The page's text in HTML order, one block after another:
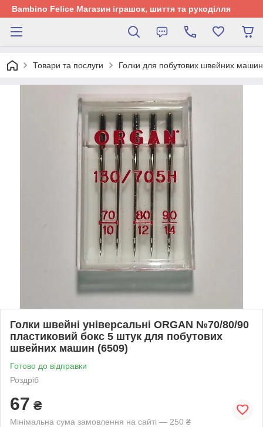
Bambino Felice Магазин іграшок, шиття та рукоділля
Товари та послуги Голки для побутових швейних машин
Голки швейні універсальні ORGAN №70/80/90
пластиковий бокс 5 штук для побутових
швейних машин (6509)
Готово до відправки
Роздріб
67 ₴
Мінімальна сума замовлення на сайті — 250 ₴